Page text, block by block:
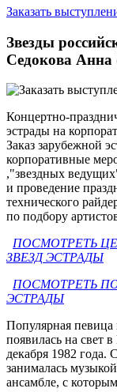
Заказать
Звезды
Седокова Анна
Концертно-
эстрады на
Заказ зарубежной
корпоративные
,"звездных
и проведение
технического
по подбору
ПОСМОТРЕТЬ
ЗВЕЗД ЭСТРАДЫ
ПОСМОТРЕТЬ
ЭСТРАДЫ
Популярная
появилась на свет
декабря 1982 года.
занималась
ансамбле, с